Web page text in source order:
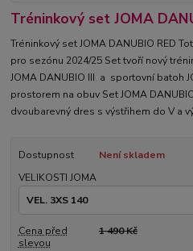
Tréninkový set JOMA
Tréninkový set JOMA DANUBIO RED
pro sezónu 2024/25 Set tvoří nový
JOMA DANUBIO III a sportovní batoh
prostorem na obuv Set JOMA
dvoubarevný dres s výstřihem do V a
Dostupnost
Není skladem
VELIKOSTI JOMA
Cena před
slevou
1 490 Kč